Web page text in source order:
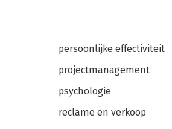
persoonlijke effectiviteit
projectmanagement
psychologie
reclame en verkoop